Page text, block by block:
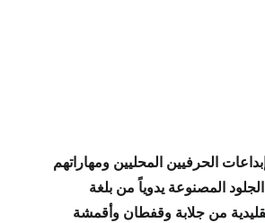
الحرفيين المحليين ومهاراتهم
الجلود المصنوعة يدوياً من بلغة
من جلابة وقفطان وأقمشة